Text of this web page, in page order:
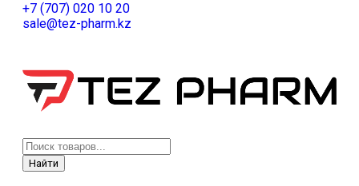
+7 (707) 020 10 20
sale@tez-pharm.kz
Найти